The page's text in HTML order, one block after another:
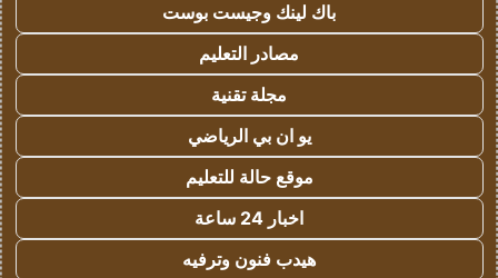
باك لينك وجيست بوست
مصادر التعليم
مجلة تقنية
يو ان بي الرياضي
موقع حالة للتعليم
اخبار 24 ساعة
هيدب فنون وترفيه